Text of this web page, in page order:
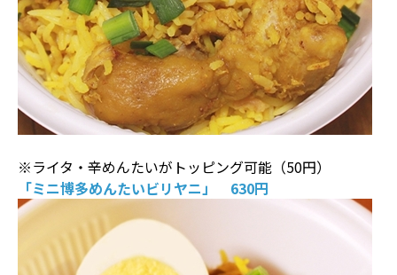
※ライタ・辛めんたいがトッピング可能（50円）
「ミニ博多めんたいビリヤニ」 630円